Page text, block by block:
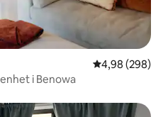
4,98 av 5 i
4,98 (298)
i Benowa